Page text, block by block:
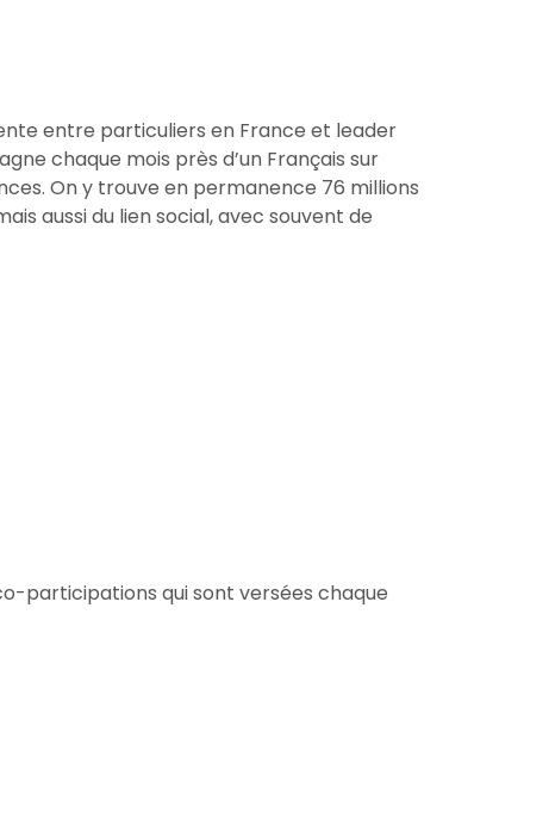
entre particuliers en France et leader
chaque mois près d’un Français sur
On y trouve en permanence 76 millions
aussi du lien social, avec souvent de
participations qui sont versées chaque